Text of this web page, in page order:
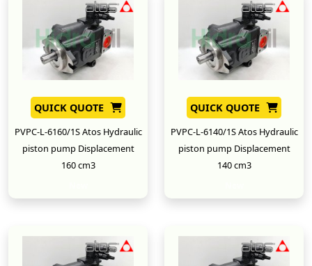
QUICK QUOTE
PVPC-L-6160/1S Atos Hydraulic
piston pump Displacement
160 cm3
QUICK QUOTE
PVPC-L-6140/1S Atos Hydraulic
piston pump Displacement
140 cm3